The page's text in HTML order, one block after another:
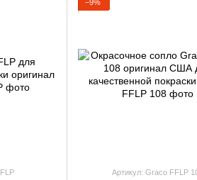
−9%
Артикул: Graco FFLP